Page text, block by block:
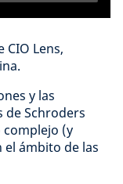
CIO Lens,
y las
de Schroders
(y
ámbito de las